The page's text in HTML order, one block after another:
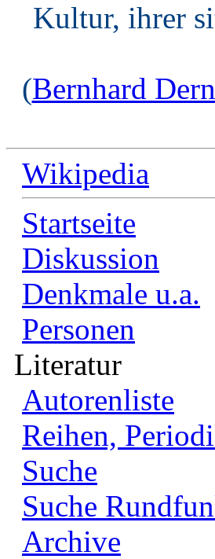
Kultur, ihrer
(Bernhard
Wikipedia
Startseite
Diskussion
Denkmale u.a.
Personen
Literatur
Autorenliste
Reihen,
Suche
Suche
Archive